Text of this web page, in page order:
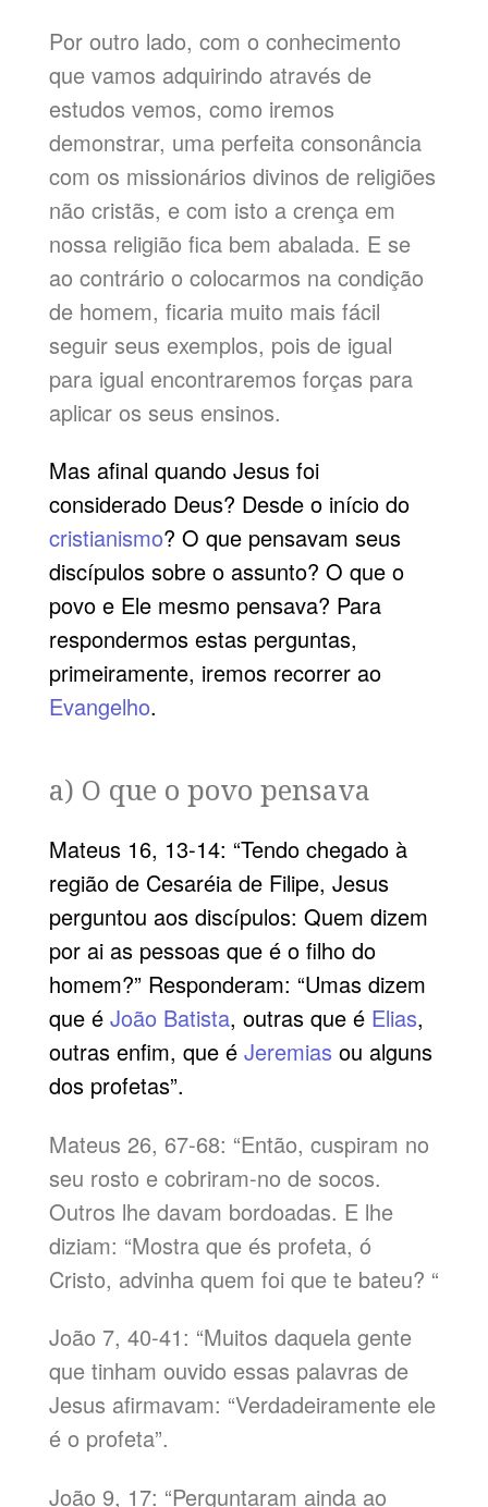
Por outro lado, com o conhecimento
que vamos adquirindo através de
estudos vemos, como iremos
demonstrar, uma perfeita consonância
com os missionários divinos de religiões
não cristãs, e com isto a crença em
nossa religião fica bem abalada. E se
ao contrário o colocarmos na condição
de homem, ficaria muito mais fácil
seguir seus exemplos, pois de igual
para igual encontraremos forças para
aplicar os seus ensinos.
Mas afinal quando Jesus foi
considerado Deus? Desde o início do
cristianismo? O que pensavam seus
discípulos sobre o assunto? O que o
povo e Ele mesmo pensava? Para
respondermos estas perguntas,
primeiramente, iremos recorrer ao
Evangelho.
a) O que o povo pensava
Mateus 16, 13-14: “Tendo chegado à
região de Cesaréia de Filipe, Jesus
perguntou aos discípulos: Quem dizem
por ai as pessoas que é o filho do
homem?” Responderam: “Umas dizem
que é João Batista, outras que é Elias,
outras enfim, que é Jeremias ou alguns
dos profetas”.
Mateus 26, 67-68: “Então, cuspiram no
seu rosto e cobriram-no de socos.
Outros lhe davam bordoadas. E lhe
diziam: “Mostra que és profeta, ó
Cristo, advinha quem foi que te bateu? “
João 7, 40-41: “Muitos daquela gente
que tinham ouvido essas palavras de
Jesus afirmavam: “Verdadeiramente ele
é o profeta”.
João 9, 17: “Perguntaram ainda ao